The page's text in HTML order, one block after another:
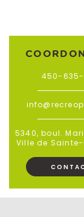
450-635-
5340, boul.
Ville de